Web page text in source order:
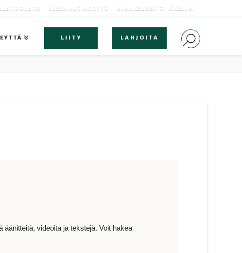
TOOLBOX SLEYN NUORISOTYÖ EVANKELISET OPISKELIJAT
LIITY LAHJOITA
videoita ja tekstejä. Voit hakea